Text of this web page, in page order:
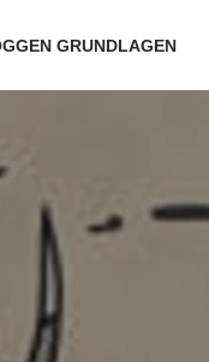
GRUNDLAGEN